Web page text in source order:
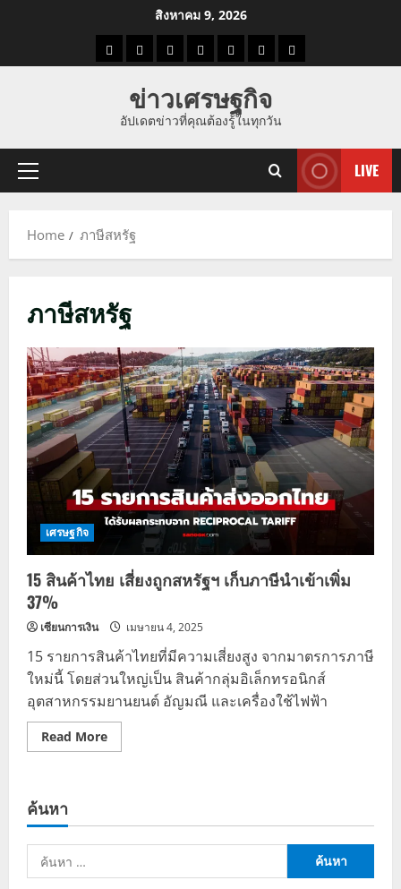
สิงหาคม 9, 2026
ราคาแนว
ราคา
ทอง
ข่าว
นี้
ข่าว
ดูด
ที่
ผู้ชาย
ข่าวเศรษฐกิจ
อัปเดตข่าวที่คุณต้องรู้ในทุกวัน
Primary
LIVE
Home ภาษีสหรัฐ
ภาษีสหรัฐ
เศรษฐกิจ
15 สินค้าไทย เสี่ยงถูกสหรัฐฯ เก็บภาษีนำเข้าเพิ่ม
37%
เซียนการเงิน เมษายน 4, 2025
15 รายการสินค้าไทยที่มีความเสี่ยงสูง จากมาตรการภาษี
ใหม่นี้ โดยส่วนใหญ่เป็น สินค้ากลุ่มอิเล็กทรอนิกส์
อุตสาหกรรมยานยนต์ อัญมณี และเครื่องใช้ไฟฟ้า
Read MoreRead
more
ถูก
เก็บ
นำ
ค้นหา
ค้นหา
สำหรับ: